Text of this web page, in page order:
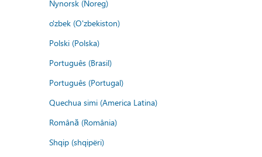
Nynorsk (Noreg)
o'zbek (O'zbekiston)
Polski (Polska)
Português (Brasil)
Português (Portugal)
Quechua simi (America Latina)
Română (România)
Shqip (shqipëri)